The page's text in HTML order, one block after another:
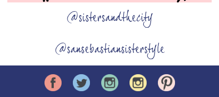
@sistersandthecity
@sansebastiansisterstyle